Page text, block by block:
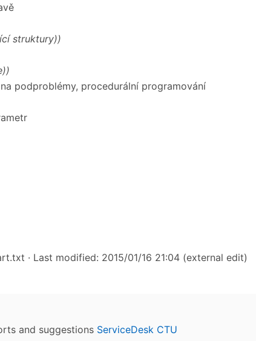
struktury))
podproblémy, procedurální programování
· Last modified: 2015/01/16 21:04 (external edit)
and suggestions ServiceDesk CTU